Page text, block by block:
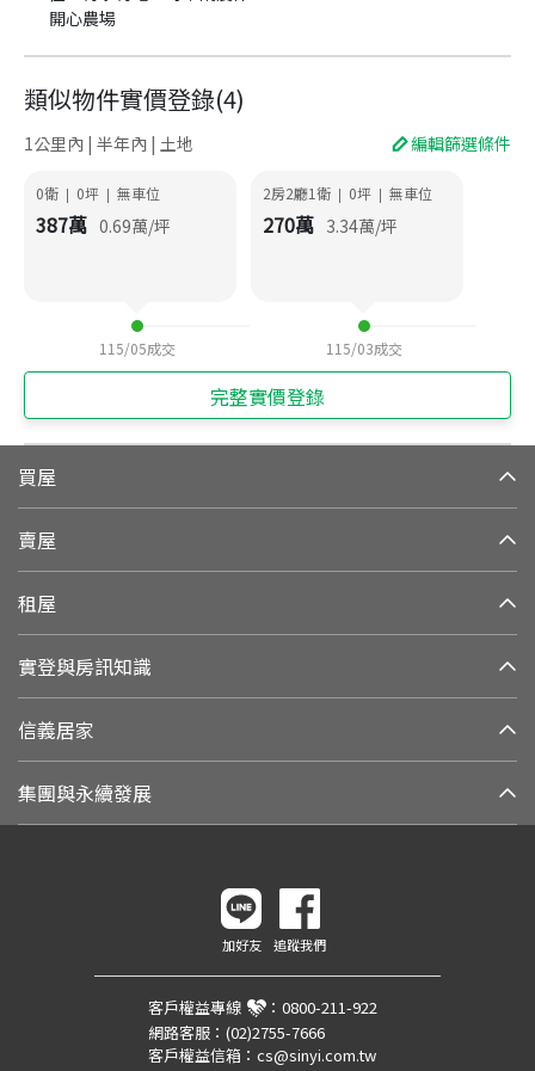
開心農場
類似物件實價登錄(4)
1公里內 | 半年內 | 土地 編輯篩選條件
0衛 | 0坪 | 無車位
387萬 0.69萬/坪
115/05成交
2房2廳1衛 | 0坪 | 無車位
270萬 3.34萬/坪
115/03成交
完整實價登錄
買屋
賣屋
租屋
實登與房訊知識
信義居家
集團與永續發展
加好友 追蹤我們
客戶權益專線 ： 0800-211-922
網路客服： (02)2755-7666
客戶權益信箱： cs@sinyi.com.tw